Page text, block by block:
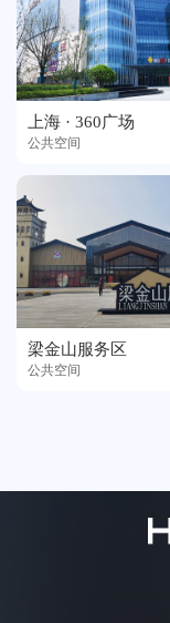
服务技术
经销商专区
荣誉体系
联系我们
天猫
上海 · 360广场
公共空间
梁金山服务区
公共空间